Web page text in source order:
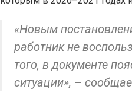
«Новым
работник не
того, в документе
ситуации», –